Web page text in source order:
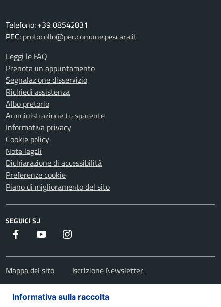
Telefono: +39 08542831
PEC: protocollo@pec.comune.pescara.it
Leggi le FAQ
Prenota un appuntamento
Segnalazione disservizio
Richiedi assistenza
Albo pretorio
Amministrazione trasparente
Informativa privacy
Cookie policy
Note legali
Dichiarazione di accessibilità
Preferenze cookie
Piano di miglioramento del sito
SEGUICI SU
Facebook Youtube
Mappa del sito Iscrizione Newsletter
Informativa sulla raccolta